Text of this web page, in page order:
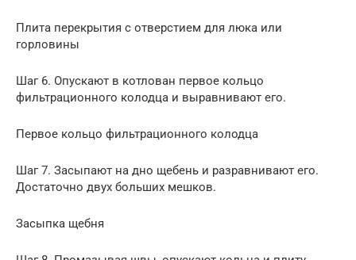
Плита перекрытия с отверстием для люка или
горловины
Шаг 6. Опускают в котлован первое кольцо
фильтрационного колодца и выравнивают его.
Первое кольцо фильтрационного колодца
Шаг 7. Засыпают на дно щебень и разравнивают его.
Достаточно двух больших мешков.
Засыпка щебня